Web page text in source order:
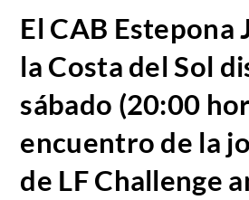
El CAB Estepona
la Costa del Sol
sábado (20:00
encuentro de la
de LF Challenge